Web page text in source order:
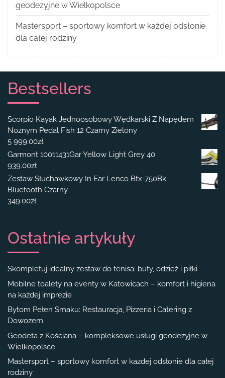
geodezyjne w Wielkopolsce
Mastersport – sportowy komfort w każdej odsłonie
dla całej rodziny
Bestsellers
Scorpio Kayak Jednoosobowy Wędkarski Z Napędem
Nożnym Pedal Fish 12 Czarny Zielony
5 999.00zł
Garmont 10011431Gar Yellow Light Grey 40
939.00zł
Zestaw Słuchawkowy In Ear Lenco Btx-750Bk
Bluetooth Czarny
349.00zł
Ostatnie artykuły
Skompletuj idealny zestaw do tenisa: buty, odzież i piłki
Mobilne toalety na eventy w Katowicach – komfort i higiena
na każdej imprezie
Bytom Pełen Smaku: Restauracja, Pizzeria i Catering z
Dowozem
Geodeta z Kościana – kompleksowe usługi geodezyjne w
Wielkopolsce
Mastersport – sportowy komfort w każdej odsłonie dla całej
rodziny